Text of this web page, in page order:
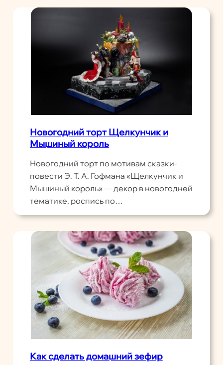
Новогодний торт Щелкунчик и
Мышиный король
Новогодний торт по мотивам сказки-
повести Э. Т. А. Гофмана «Щелкунчик и
Мышиный король» — декор в новогодней
тематике, роспись по…
Как сделать домашний зефир